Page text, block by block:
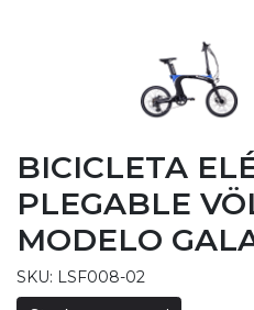
BICICLETA
PLEGABLE
MODELO
SKU: LSF008-02